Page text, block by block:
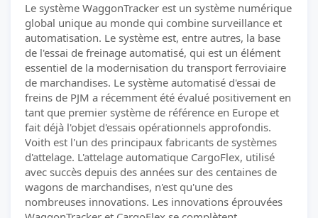
Le système WaggonTracker est un système numérique
global unique au monde qui combine surveillance et
automatisation. Le système est, entre autres, la base
de l'essai de freinage automatisé, qui est un élément
essentiel de la modernisation du transport ferroviaire
de marchandises. Le système automatisé d'essai de
freins de PJM a récemment été évalué positivement en
tant que premier système de référence en Europe et
fait déjà l'objet d'essais opérationnels approfondis.
Voith est l'un des principaux fabricants de systèmes
d'attelage. L'attelage automatique CargoFlex, utilisé
avec succès depuis des années sur des centaines de
wagons de marchandises, n'est qu'une des
nombreuses innovations. Les innovations éprouvées